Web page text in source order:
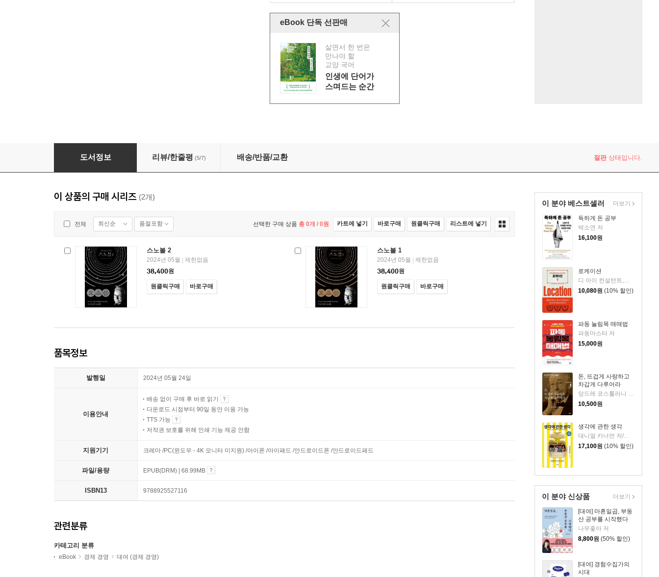
eBook 단독 선판매
살면서 한 번은
만나야 할
교양 국어
인생에 단어가
스며드는 순간
[대여] 스노볼 2
도서정보 리뷰/한줄평 (5/7) 배송/반품/교환 절판상태입니다.
이 분야 베스트셀러
독하게 돈 공부
박소연 저
16,100원
로케이션
10,080원 (10% 할인)
파동 눌림목 매매법
파동마스터 저
15,000원
돈, 뜨겁게 사랑하고
차갑게 다루어라
앙드레 코스톨라니 저/한윤진 역
10,500원
생각에 관한 생각
대니얼 카너먼 저/이창신 역
17,100원 (10% 할인)
더보기
이 분야 신상품
[대여] 마흔일곱, 부동
산 공부를 시작했다
나무좋아 저
8,800원 (50% 할인)
[대여] 경험수집가의
시대
더보기
이 상품의 구매 시리즈 (2개)
전체 최신순 품절포함 선택한 구매 상품 총 0개 / 0원 카트에 넣기 바로구매 원클릭구매 리스트에 넣기
스노볼 2
2024년 05월 | 제한없음
38,400원
원클릭구매 바로구매
스노볼 1
2024년 05월 | 제한없음
38,400원
원클릭구매 바로구매
품목정보
발행일 2024년 05월 24일
이용안내
배송 없이 구매 후 바로 읽기
다운로드 시점부터 90일 동안 이용 가능
TTS 가능
저작권 보호를 위해 인쇄 기능 제공 안함
지원기기 크레마 /PC(윈도우 - 4K 모니터 미지원) /아이폰 /아이패드 /안드로이드폰 /안드로이드패드
파일/용량 EPUB(DRM) | 68.99MB
ISBN13 9788925527116
관련분류
카테고리 분류
eBook 경제 경영 대여 (경제 경영)